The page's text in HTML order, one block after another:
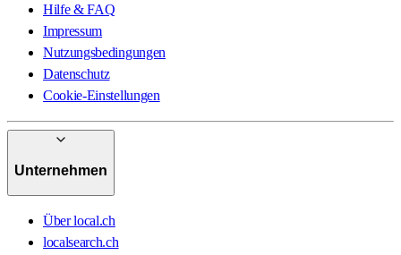
Hilfe & FAQ
Impressum
Nutzungsbedingungen
Datenschutz
Cookie-Einstellungen
Unternehmen
Über local.ch
localsearch.ch